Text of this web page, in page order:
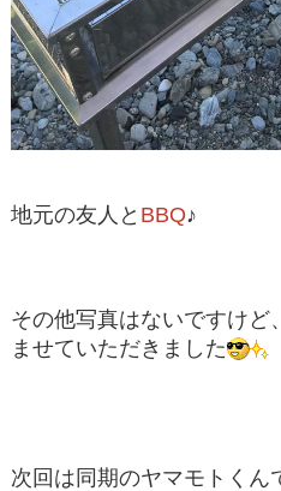
地元の友人と BBQ♪
その他写真はないですけど
ませていただきました
次回は同期のヤマモトくん